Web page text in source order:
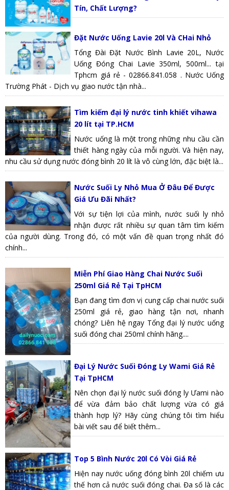
Tín, Chất Lượng?
Đặt Nước Uống Lavie 20l Và CHai Nhỏ
Tổng Đài Đặt Nước Bình Lavie 20L, Nước
Uống Đóng Chai Lavie 350ml, 500ml... tại
Tphcm giá rẻ - 02866.841.058 . Nước Uống
Trường Phát - Dịch vụ giao nước tận nhà...
Tìm kiếm đại lý nước tinh khiết vihawa
20 lít tại TP.HCM
Nước uống là một trong những nhu cầu cần
thiết hàng ngày của mỗi người. Và hiện nay,
nhu cầu sử dụng nước đóng bình 20 lít là vô cùng lớn, đặc biệt là...
Nước Suối Ly Nhỏ Mua Ở Đâu Để Được
Giá Ưu Đãi Nhất?
Với sự tiện lợi của mình, nước suối ly nhỏ
nhận được rất nhiều sự quan tâm tìm kiếm
của người dùng. Trong đó, có một vấn đề quan trọng nhất đó
chính...
Miễn Phí Giao Hàng Chai Nước Suối
250ml Giá Rẻ Tại TpHCM
Bạn đang tìm đơn vị cung cấp chai nước suối
250ml giá rẻ, giao hàng tận nơi, nhanh
chóng? Liên hệ ngay Tổng đại lý nước uống
suối đóng chai 250ml chính hãng....
Đại Lý Nước Suối Đóng Ly Wami Giá Rẻ
Tại TpHCM
Nên chọn đại lý nước suối đóng ly Ưami nào
để vừa đảm bảo chất lượng vừa có giá
thành hợp lý? Hãy cùng chúng tôi tìm hiểu
bài viết sau để biết thêm...
Top 5 Bình Nước 20l Có Vòi Giá Rẻ
Hiện nay nước uống đóng bình 20l chiếm ưu
thế hơn cả nước suối đóng chai. Đa số là các